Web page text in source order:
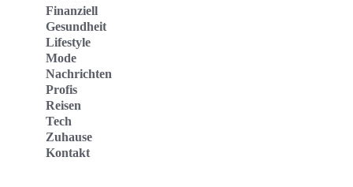
Finanziell
Gesundheit
Lifestyle
Mode
Nachrichten
Profis
Reisen
Tech
Zuhause
Kontakt